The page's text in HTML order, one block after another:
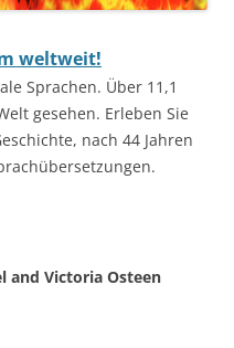
weltweit!
Sprachen. Über 11,1
gesehen. Erleben Sie
nach 44 Jahren
and Victoria Osteen